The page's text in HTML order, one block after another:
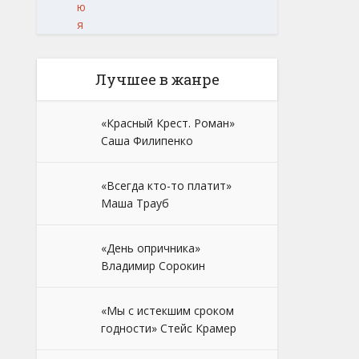
ю
я
Лучшее в жанре
«Красный Крест. Роман»
Саша Филипенко
«Всегда кто-то платит»
Маша Трауб
«День опричника»
Владимир Сорокин
«Мы с истекшим сроком
годности» Стейс Крамер